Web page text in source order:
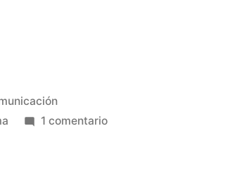
1 comentarioen